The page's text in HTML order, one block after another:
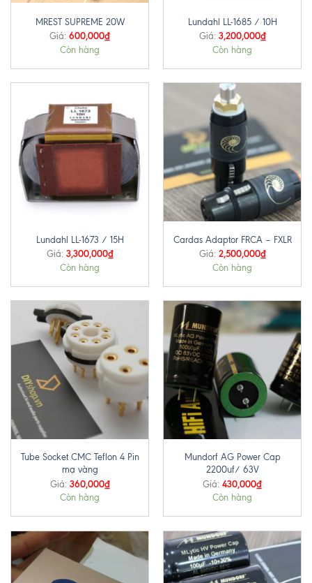
MREST SUPREME 20W
Giá: 600,000₫
Còn hàng
Lundahl LL-1685 / 10H
Giá: 3,200,000₫
Còn hàng
Lundahl LL-1673 / 15H
Giá: 3,300,000₫
Còn hàng
Cardas Adaptor FRCA – FXLR
Giá: 2,500,000₫
Còn hàng
Tube Socket CMC Teflon 4 Pin
mạ vàng
Giá: 360,000₫
Còn hàng
Mundorf AG Power Cap
2200uf/ 63V
Giá: 430,000₫
Còn hàng